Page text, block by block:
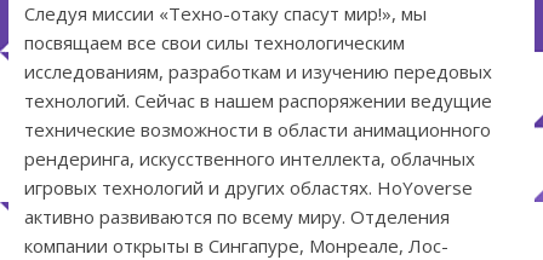
Следуя миссии «Техно-отаку спасут мир!», мы
посвящаем все свои силы технологическим
исследованиям, разработкам и изучению передовых
технологий. Сейчас в нашем распоряжении ведущие
технические возможности в области анимационного
рендеринга, искусственного интеллекта, облачных
игровых технологий и других областях. HoYoverse
активно развиваются по всему миру. Отделения
компании открыты в Сингапуре, Монреале, Лос-